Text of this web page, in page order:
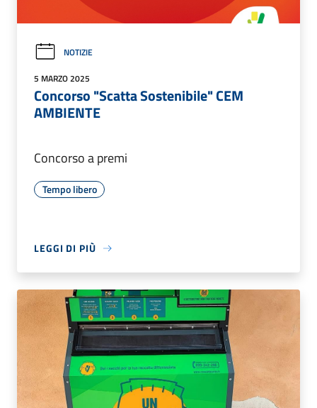
NOTIZIE
5 MARZO 2025
Concorso "Scatta Sostenibile" CEM
AMBIENTE
Concorso a premi
Tempo libero
LEGGI DI PIÙ